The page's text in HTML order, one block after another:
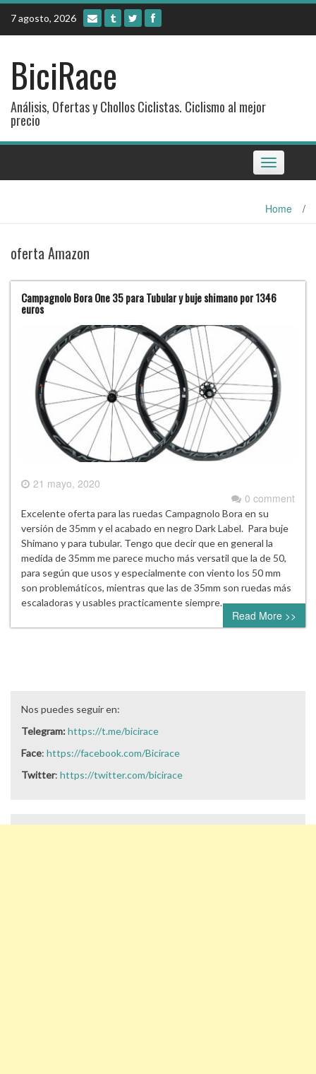
Skip
content
7 agosto, 2026
BiciRace
Análisis, Ofertas y Chollos Ciclistas. Ciclismo al mejor
precio
Toggle
navigation
Home /
oferta Amazon
Campagnolo Bora One 35 para Tubular y buje shimano por 1346
euros
21 mayo, 2020
0 comment
Excelente oferta para las ruedas Campagnolo Bora en su
versión de 35mm y el acabado en negro Dark Label. Para buje
Shimano y para tubular. Tengo que decir que en general la
medida de 35mm me parece mucho más versatil que la de 50,
para según que usos y especialmente con viento los 50 mm
son problemáticos, mientras que las de 35mm son ruedas más
escaladoras y usables practicamente siempre….
Read More >>
Nos puedes seguir en:
Telegram:https://t.me/bicirace
Face: https://facebook.com/Bicirace
Twitter: https://twitter.com/bicirace